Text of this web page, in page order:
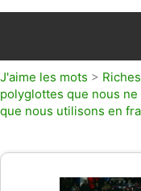
J'aime les mots >
polyglottes que nous
que nous utilisons en